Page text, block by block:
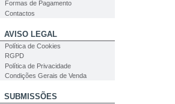
Formas de Pagamento
Contactos
AVISO LEGAL
Política de Cookies
RGPD
Política de Privacidade
Condições Gerais de Venda
SUBMISSÕES